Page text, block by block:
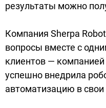
результаты можно
Компания Sherpa
вопросы вместе с
клиентов —
успешно внедрила
автоматизацию в